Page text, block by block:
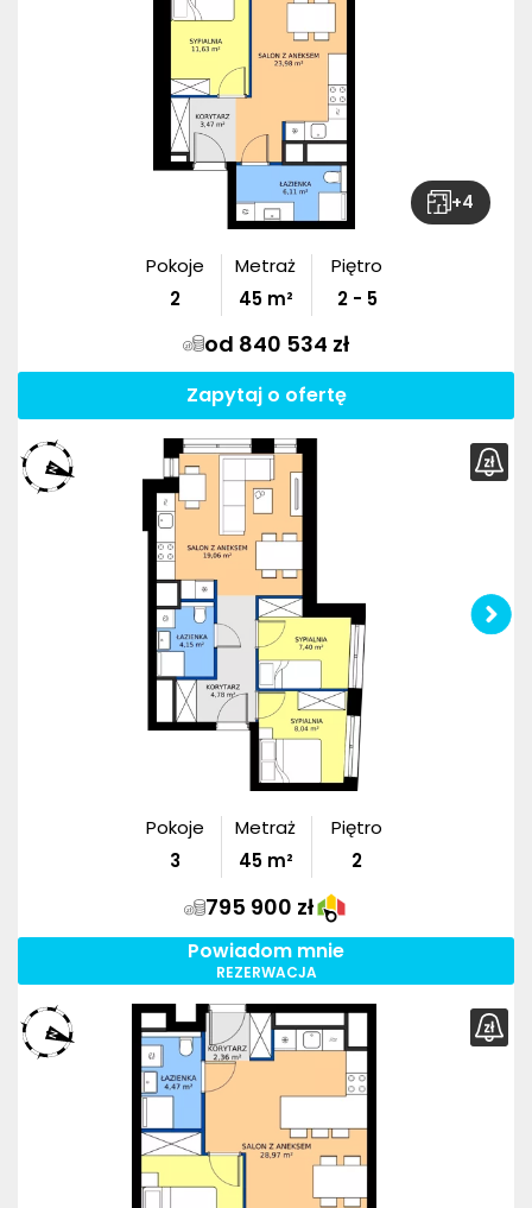
+4
Pokoje
2
Metraż
45m²
Piętro
2 - 5
od 840 534 zł
Zapytaj o ofertę
Pokoje
3
Metraż
45m²
Piętro
2
795 900 zł
Powiadom mnie
REZERWACJA